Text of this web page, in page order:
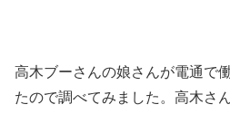
高木ブーさんの娘さんが電通で
たので調べてみました。高木さ